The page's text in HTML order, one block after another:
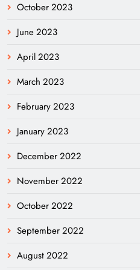
October 2023
June 2023
April 2023
March 2023
February 2023
January 2023
December 2022
November 2022
October 2022
September 2022
August 2022